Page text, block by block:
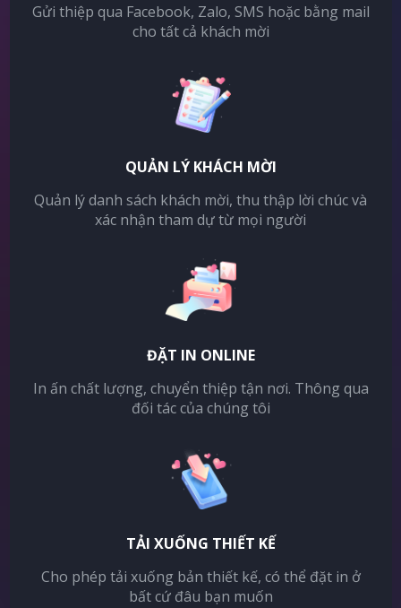
Gửi thiệp qua Facebook, Zalo, SMS hoặc bằng mail
cho tất cả khách mời
QUẢN LÝ KHÁCH MỜI
Quản lý danh sách khách mời, thu thập lời chúc và
xác nhận tham dự từ mọi người
ĐẶT IN ONLINE
In ấn chất lượng, chuyển thiệp tận nơi. Thông qua
đối tác của chúng tôi
TẢI XUỐNG THIẾT KẾ
Cho phép tải xuống bản thiết kế, có thể đặt in ở
bất cứ đâu bạn muốn